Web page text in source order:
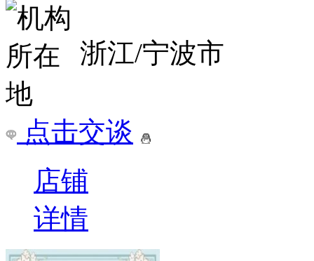
浙江/宁波市
点击交谈
店铺
详情